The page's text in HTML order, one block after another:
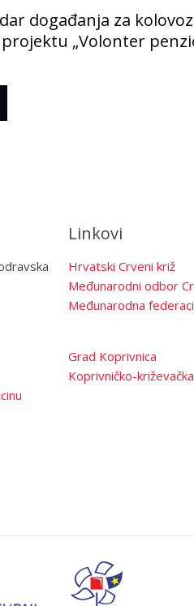
događanja za kolovoz
projektu „Volonter
Linkovi
Hrvatski Crveni križ
Međunarodni odbor
Međunarodna
Grad Koprivnica
Koprivničko-